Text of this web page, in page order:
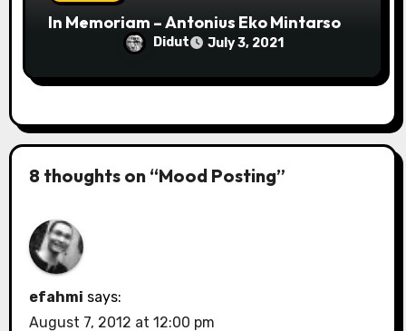
In Memoriam – Antonius Eko Mintarso
Didut July 3, 2021
8 thoughts on “Mood Posting”
efahmi says:
August 7, 2012 at 12:00 pm